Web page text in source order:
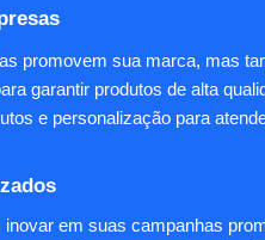
promovem sua marca, mas
garantir produtos de alta
e personalização para
em suas campanhas